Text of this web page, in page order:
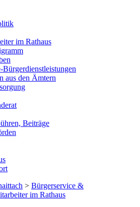
im Rathaus
Bürgerdienstleistungen
aus den Ämtern
Beiträge
> Bürgerservice &
im Rathaus